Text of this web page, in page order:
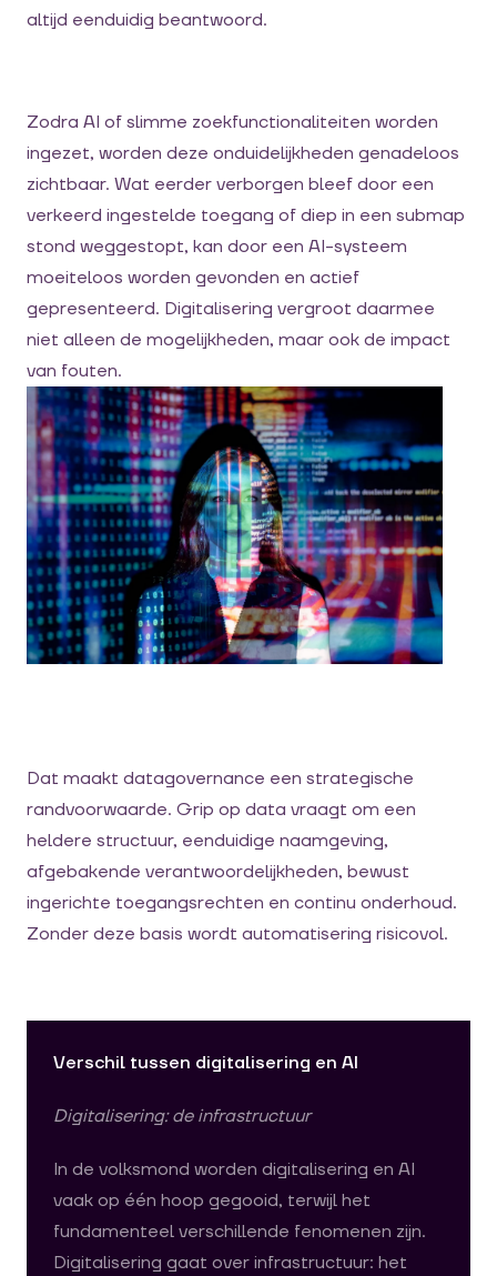
altijd eenduidig beantwoord.
Zodra AI of slimme zoekfunctionaliteiten worden
ingezet, worden deze onduidelijkheden genadeloos
zichtbaar. Wat eerder verborgen bleef door een
verkeerd ingestelde toegang of diep in een submap
stond weggestopt, kan door een AI-systeem
moeiteloos worden gevonden en actief
gepresenteerd. Digitalisering vergroot daarmee
niet alleen de mogelijkheden, maar ook de impact
van fouten.
Dat maakt datagovernance een strategische
randvoorwaarde. Grip op data vraagt om een
heldere structuur, eenduidige naamgeving,
afgebakende verantwoordelijkheden, bewust
ingerichte toegangsrechten en continu onderhoud.
Zonder deze basis wordt automatisering risicovol.
Verschil tussen digitalisering en AI
Digitalisering: de infrastructuur
In de volksmond worden digitalisering en AI
vaak op één hoop gegooid, terwijl het
fundamenteel verschillende fenomenen zijn.
Digitalisering gaat over infrastructuur: het